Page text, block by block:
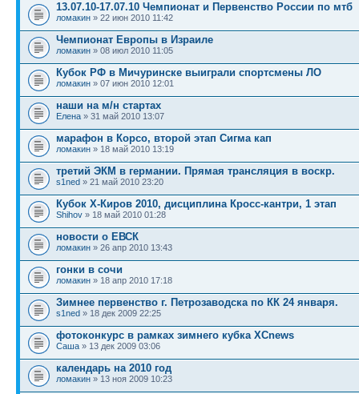
13.07.10-17.07.10 Чемпионат и Первенство России по мтб
ломакин » 22 июн 2010 11:42
Чемпионат Европы в Израиле
ломакин » 08 июл 2010 11:05
Кубок РФ в Мичуринске выиграли спортсмены ЛО
ломакин » 07 июн 2010 12:01
наши на м/н стартах
Елена » 31 май 2010 13:07
марафон в Корсо, второй этап Сигма кап
ломакин » 18 май 2010 13:19
третий ЭКМ в германии. Прямая трансляция в воскр.
s1ned » 21 май 2010 23:20
Кубок Х-Киров 2010, дисциплина Кросс-кантри, 1 этап
Shihov » 18 май 2010 01:28
новости о ЕВСК
ломакин » 26 апр 2010 13:43
гонки в сочи
ломакин » 18 апр 2010 17:18
Зимнее первенство г. Петрозаводска по КК 24 января.
s1ned » 18 дек 2009 22:25
фотоконкурс в рамках зимнего кубка XCnews
Саша » 13 дек 2009 03:06
календарь на 2010 год
ломакин » 13 ноя 2009 10:23